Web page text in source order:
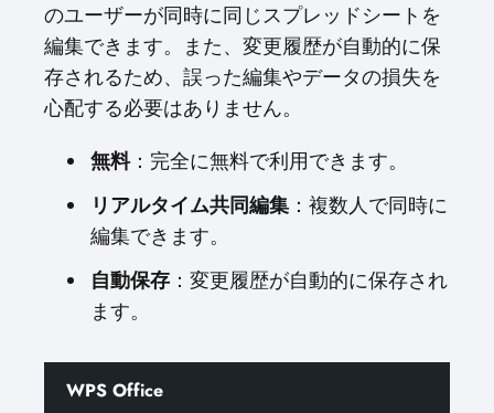
のユーザーが同時に同じスプレッドシートを
編集できます。また、変更履歴が自動的に保
存されるため、誤った編集やデータの損失を
心配する必要はありません。
無料：完全に無料で利用できます。
リアルタイム共同編集 ：複数人で同時に
編集できます。
自動保存 ：変更履歴が自動的に保存され
ます。
WPS Office